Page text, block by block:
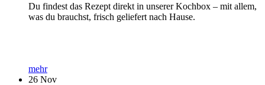
Du findest das Rezept direkt in unserer Kochbox – mit allem,
was du brauchst, frisch geliefert nach Hause.
mehr
26 Nov